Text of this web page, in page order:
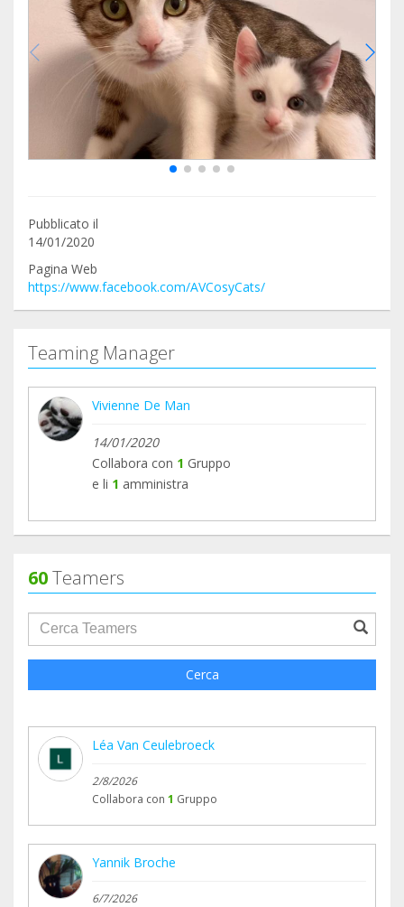
Pubblicato il
14/01/2020
Pagina Web
https://www.facebook.com/AVCosyCats/
Teaming Manager
Vivienne De Man
14/01/2020
Collabora con 1 Gruppo
e li 1 amministra
60Teamers
groupProfile.searchForm.search.text???
Cerca
Léa Van Ceulebroeck
2/8/2026
Collabora con 1 Gruppo
Yannik Broche
6/7/2026